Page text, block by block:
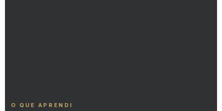
O QUE APRENDI